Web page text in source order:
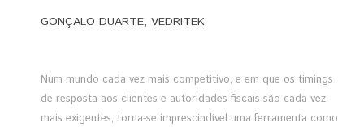
GONÇALO DUARTE, VEDRITEK
Num mundo cada vez mais competitivo, e em que os timings
de resposta aos clientes e autoridades fiscais são cada vez
mais exigentes, torna-se imprescindível uma ferramenta como